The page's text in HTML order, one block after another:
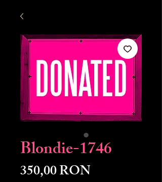
Blondie-1746
350,00 RONPreț